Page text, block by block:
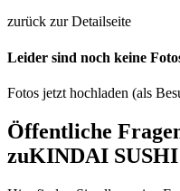
zurück zur Detailseite
Leider sind noch keine
Fotos jetzt hochladen (als
Öffentliche
zuKINDAI